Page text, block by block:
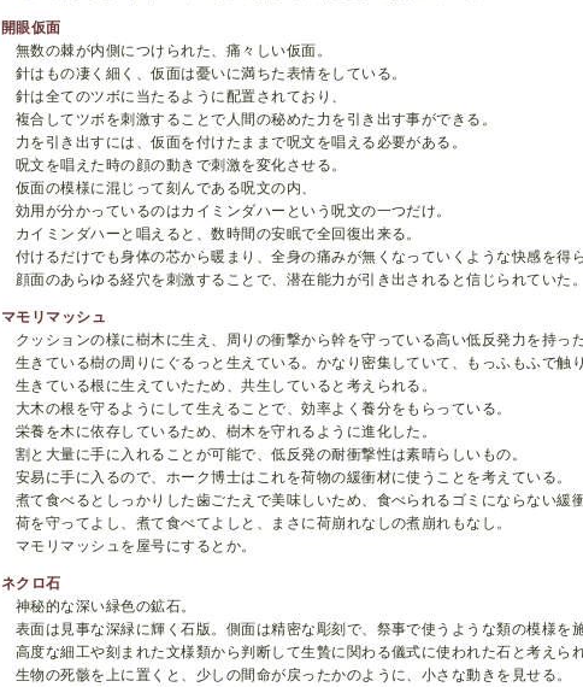
開眼仮面
無数の棘が内側につけられた、痛々しい仮面。
針はもの凄く細く、仮面は憂いに満ちた表情をしている。
針は全てのツボに当たるように配置されており、
複合してツボを刺激することで人間の秘めた力を引き出す事ができる。
力を引き出すには、仮面を付けたままで呪文を唱える必要がある。
呪文を唱えた時の顔の動きで刺激を変化させる。
仮面の模様に混じって刻んである呪文の内、
効用が分かっているのはカイミンダハーという呪文の一つだけ。
カイミンダハーと唱えると、数時間の安眠で全回復出来る。
付けるだけでも身体の芯から暖まり、全身の痛みが無くなっていくような快感を得ら
顔面のあらゆる経穴を刺激することで、潜在能力が引き出されると信じられていた。
マモリマッシュ
クッションの様に樹木に生え、周りの衝撃から幹を守っている高い低反発力を持った
生きている樹の周りにぐるっと生えている。かなり密集していて、もっふもふで触
生きている根に生えていたため、共生していると考えられる。
大木の根を守るようにして生えることで、効率よく養分をもらっている。
栄養を木に依存しているため、樹木を守れるように進化した。
割と大量に手に入れることが可能で、低反発の耐衝撃性は素晴らしいもの。
安易に手に入るので、ホーク博士はこれを荷物の緩衝材に使うことを考えている。
煮て食べるとしっかりした歯ごたえで美味しいため、食べられるゴミにならない緩衝
荷を守ってよし、煮て食べてよしと、まさに荷崩れなしの煮崩れもなし。
マモリマッシュを屋号にするとか。
ネクロ石
神秘的な深い緑色の鉱石。
表面は見事な深緑に輝く石版。側面は精密な彫刻で、祭事で使うような類の模様を
高度な細工や刻まれた文様類から判断して生贄に関わる儀式に使われた石と考えられ
生物の死骸を上に置くと、少しの間命が戻ったかのように、小さな動きを見せる。